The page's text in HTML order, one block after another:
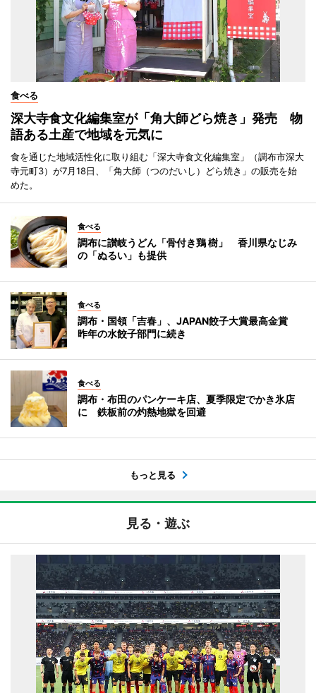
食べる
深大寺食文化編集室が「角大師どら焼き」発売 物
語ある土産で地域を元気に
食を通じた地域活性化に取り組む「深大寺食文化編集室」（調布市深大
寺元町3）が7月18日、「角大師（つのだいし）どら焼き」の販売を始
めた。
食べる
調布に讃岐うどん「骨付き鶏 樹」 香川県なじみ
の「ぬるい」も提供
食べる
調布・国領「吉春」、JAPAN餃子大賞最高金賞
昨年の水餃子部門に続き
食べる
調布・布田のパンケーキ店、夏季限定でかき氷店
に 鉄板前の灼熱地獄を回避
もっと見る
見る・遊ぶ